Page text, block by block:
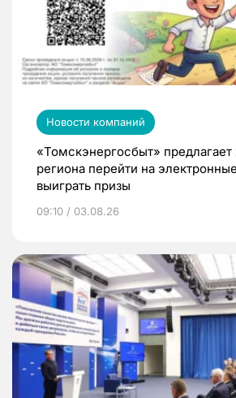
Новости компаний
«Томскэнергосбыт»
региона перейти на
выиграть призы
09:10 / 03.08.26